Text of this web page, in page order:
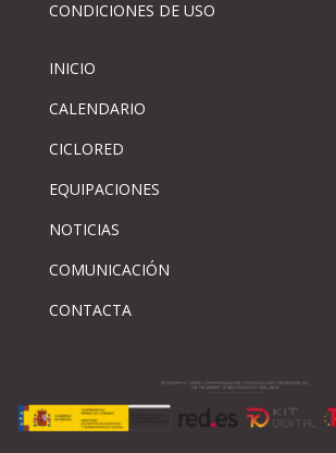
CONDICIONES DE USO
INICIO
CALENDARIO
CICLORED
EQUIPACIONES
NOTICIAS
COMUNICACIÓN
CONTACTA